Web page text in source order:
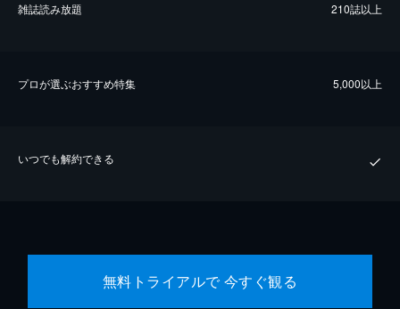
雑誌読み放題 210誌以上
プロが選ぶおすすめ特集 5,000以上
いつでも解約できる
無料トライアルで 今すぐ観る